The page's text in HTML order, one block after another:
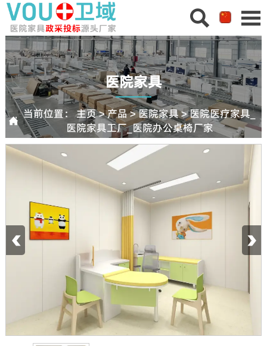
 
医院家具
 当前位置：主页>产品>医院家具>医院医疗家具_
医院家具工厂_医院办公桌椅厂家
‹ ›